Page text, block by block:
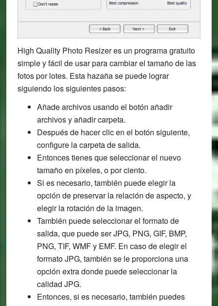
High Quality Photo Resizer es un programa gratuito
simple y fácil de usar para cambiar el tamaño de las
fotos por lotes. Esta hazaña se puede lograr
siguiendo los siguientes pasos:
Añade archivos usando el botón añadir
archivos y añadir carpeta.
Después de hacer clic en el botón siguiente,
configure la carpeta de salida.
Entonces tienes que seleccionar el nuevo
tamaño en píxeles, o por ciento.
Si es necesario, también puede elegir la
opción de preservar la relación de aspecto, y
elegir la rotación de la imagen.
También puede seleccionar el formato de
salida, que puede ser JPG, PNG, GIF, BMP,
PNG, TIF, WMF y EMF. En caso de elegir el
formato JPG, también se le proporciona una
opción extra donde puede seleccionar la
calidad JPG.
Entonces, si es necesario, también puedes